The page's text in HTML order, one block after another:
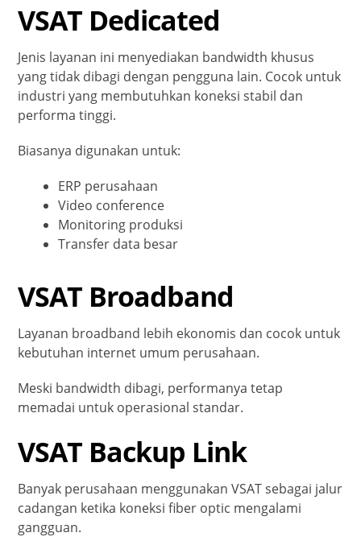
VSAT Dedicated
Jenis layanan ini menyediakan bandwidth khusus
yang tidak dibagi dengan pengguna lain. Cocok untuk
industri yang membutuhkan koneksi stabil dan
performa tinggi.
Biasanya digunakan untuk:
ERP perusahaan
Video conference
Monitoring produksi
Transfer data besar
VSAT Broadband
Layanan broadband lebih ekonomis dan cocok untuk
kebutuhan internet umum perusahaan.
Meski bandwidth dibagi, performanya tetap
memadai untuk operasional standar.
VSAT Backup Link
Banyak perusahaan menggunakan VSAT sebagai jalur
cadangan ketika koneksi fiber optic mengalami
gangguan.